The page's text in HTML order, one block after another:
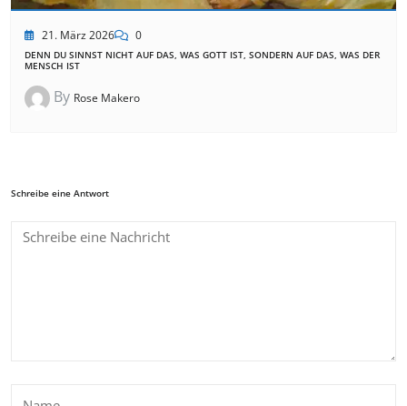
21. März 2026 0
DENN DU SINNST NICHT AUF DAS, WAS GOTT IST, SONDERN AUF DAS, WAS DER
MENSCH IST
By Rose Makero
Schreibe eine Antwort